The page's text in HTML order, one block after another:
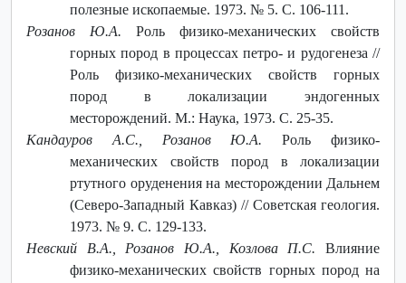
полезные ископаемые. 1973. № 5. С. 106-111.
Розанов Ю.А. Роль физико-механических свойств
горных пород в процессах петро- и рудогенеза //
Роль физико-механических свойств горных
пород в локализации эндогенных
месторождений. М.: Наука, 1973. С. 25-35.
Кандауров А.С., Розанов Ю.А.Роль физико-
механических свойств пород в локализации
ртутного оруденения на месторождении Дальнем
(Северо-Западный Кавказ) // Советская геология.
1973. № 9. С. 129-133.
Невский В.А., Розанов Ю.А., Козлова П.С. Влияние
физико-механических свойств горных пород на